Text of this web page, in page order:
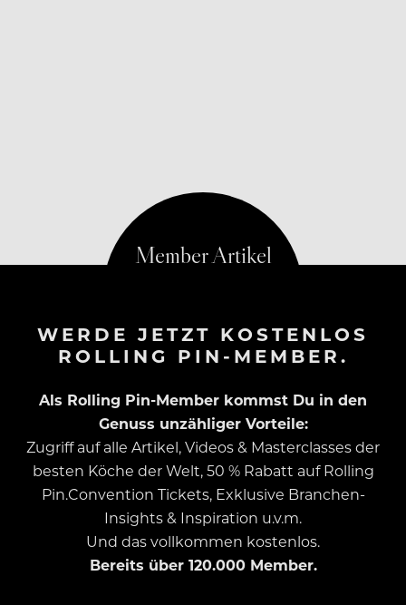
WERDE JETZT KOSTENLOS
ROLLING PIN-MEMBER.
Als Rolling Pin-Member kommst Du in den
Genuss unzähliger Vorteile:
Zugriff auf alle Artikel, Videos & Masterclasses der
besten Köche der Welt, 50 % Rabatt auf Rolling
Pin.Convention Tickets, Exklusive Branchen-
Insights & Inspiration u.v.m.
Und das vollkommen kostenlos.
Bereits über 120.000 Member.